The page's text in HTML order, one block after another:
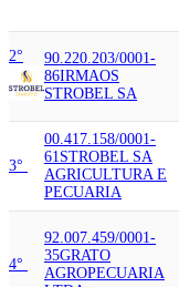
2°
90.220.203/0001-
86IRMAOS
STROBEL SA
3°
00.417.158/0001-
61 STROBEL SA
AGRICULTURA E
PECUARIA
4°
92.007.459/0001-
35GRATO
AGROPECUARIA